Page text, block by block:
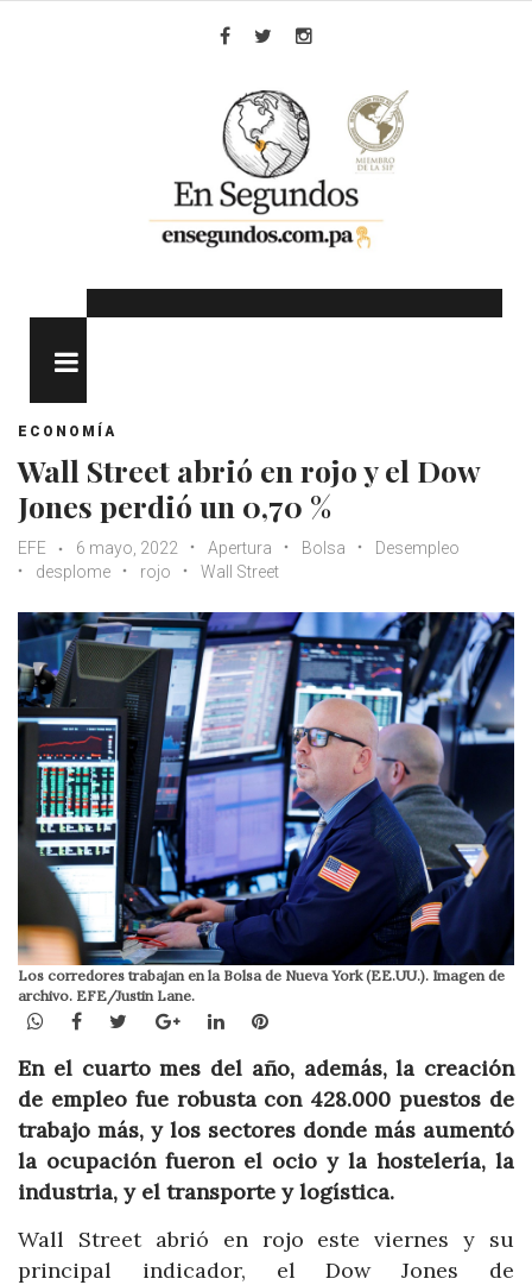
ECONOMÍA
Wall Street abrió en rojo y el Dow
Jones perdió un 0,70 %
EFE 6 mayo, 2022 Apertura Bolsa
Desempleo
desplome
rojo Wall Street
Los corredores trabajan en la Bolsa de Nueva York (EE.UU.). Imagen de
archivo. EFE/Justin Lane.
WhatsApp
Facebook
TwitterGoogle+LinkedInPinterest
En el cuarto mes del año, además, la creación
de empleo fue robusta con 428.000 puestos de
trabajo más, y los sectores donde más aumentó
la ocupación fueron el ocio y la hostelería, la
industria, y el transporte y logística.
Wall Street abrió en rojo este viernes y su
principal indicador, el Dow Jones de